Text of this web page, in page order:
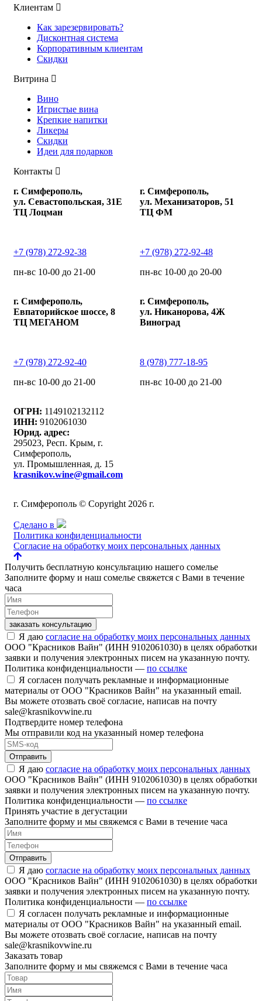
Клиентам
Как зарезервировать?
Дисконтная система
Корпоративным клиентам
Скидки
Витрина
Вино
Игристые вина
Крепкие напитки
Ликеры
Скидки
Идеи для подарков
Контакты
г. Симферополь,
ул. Севастопольская, 31Е
ТЦ Лоцман
+7 (978) 272-92-38
пн-вс 10-00 до 21-00
г. Симферополь,
ул. Механизаторов, 51
ТЦ ФМ
+7 (978) 272-92-48
пн-вс 10-00 до 20-00
г. Симферополь,
Евпаторийское шоссе, 8
ТЦ МЕГАНОМ
+7 (978) 272-92-40
пн-вс 10-00 до 21-00
г. Симферополь,
ул. Никанорова, 4Ж
Виноград
8 (978) 777-18-95
пн-вс 10-00 до 21-00
ОГРН: 1149102132112
ИНН: 9102061030
Юрид. адрес:
295023, Респ. Крым, г.
Симферополь,
ул. Промышленная, д. 15
krasnikov.wine@gmail.com
г. Симферополь © Copyright 2026 г.
Сделано в
Политика конфиденциальности
Согласие на обработку моих персональных данных
Получить бесплатную консультацию нашего сомелье
Заполните форму и наш сомелье свяжется с Вами в течение
часа
заказать консультацию
Я даю согласие на обработку моих персональных данных
ООО "Красников Вайн" (ИНН 9102061030) в целях обработки
заявки и получения электронных писем на указанную почту.
Политика конфиденциальности — по ссылке
Я согласен получать рекламные и информационные
материалы от ООО "Красников Вайн" на указанный email.
Вы можете отозвать своё согласие, написав на почту
sale@krasnikovwine.ru
Подтвердите номер телефона
Мы отправили код на указанный номер телефона
Отправить
Я даю согласие на обработку моих персональных данных
ООО "Красников Вайн" (ИНН 9102061030) в целях обработки
заявки и получения электронных писем на указанную почту.
Политика конфиденциальности — по ссылке
Принять участие в дегустации
Заполните форму и мы свяжемся с Вами в течение часа
Отправить
Я даю согласие на обработку моих персональных данных
ООО "Красников Вайн" (ИНН 9102061030) в целях обработки
заявки и получения электронных писем на указанную почту.
Политика конфиденциальности — по ссылке
Я согласен получать рекламные и информационные
материалы от ООО "Красников Вайн" на указанный email.
Вы можете отозвать своё согласие, написав на почту
sale@krasnikovwine.ru
Заказать товар
Заполните форму и мы свяжемся с Вами в течение часа